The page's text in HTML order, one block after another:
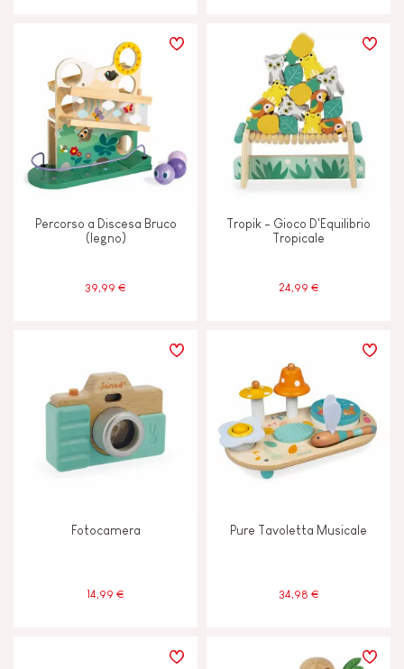
ETÀ
2-3 2 - 3 anni
4-5 4 - 5 anni
6-7 6 - 7 anni
Percorso a Discesa Bruco
(legno)
39,99 €
Tropik - Gioco D'Equilibrio
Tropicale
24,99 €
Fotocamera
14,99 €
Pure Tavoletta Musicale
34,98 €